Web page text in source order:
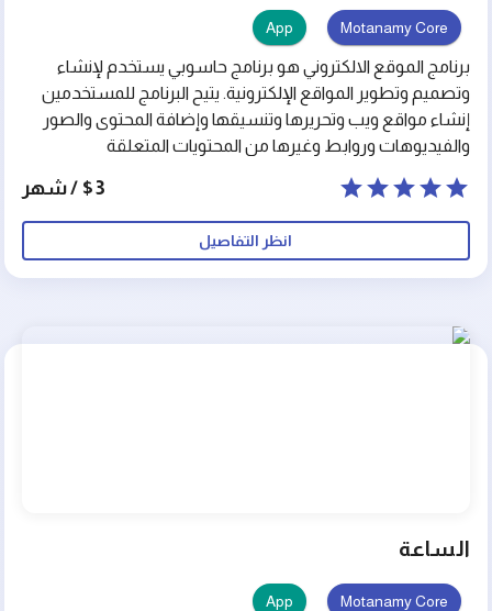
Motanamy Core
App
برنامج الموقع الالكتروني هو برنامج حاسوبي يستخدم لإنشاء
وتصميم وتطوير المواقع الإلكترونية. يتيح البرنامج للمستخدمين
إنشاء مواقع ويب وتحريرها وتنسيقها وإضافة المحتوى والصور
والفيديوهات وروابط وغيرها من المحتويات المتعلقة
التي تساعد المستخدمين على تصميم وتنسيق وتحرير المواقع
الإلكترونية بشكل سهل وسلس. يعد برنامج الموقع
الالكتروني أداة مفيدة لإنشاء وتصميم وتطوير المواقع
الإلكترونية، ويستخدم في المؤسسات والشركات والأفراد
$3 / شهر
انظر التفاصيل
الساعة
Motanamy Core
App